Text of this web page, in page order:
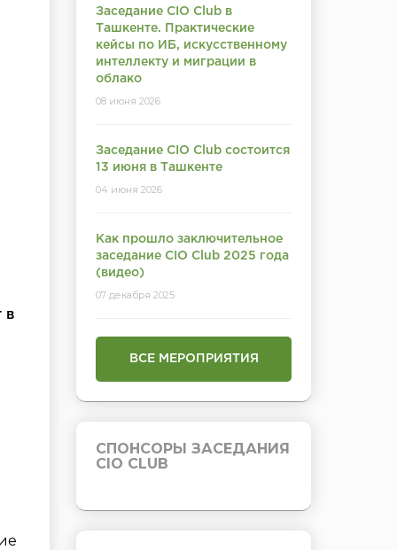
в
Заседание CIO Club в
Ташкенте. Практические
кейсы по ИБ, искусственному
интеллекту и миграции в
облако
08 июня 2026
Заседание CIO Club состоится
13 июня в Ташкенте
04 июня 2026
Как прошло заключительное
заседание CIO Club 2025 года
(видео)
07 декабря 2025
ВСЕ МЕРОПРИЯТИЯ
СПОНСОРЫ ЗАСЕДАНИЯ
CIO CLUB